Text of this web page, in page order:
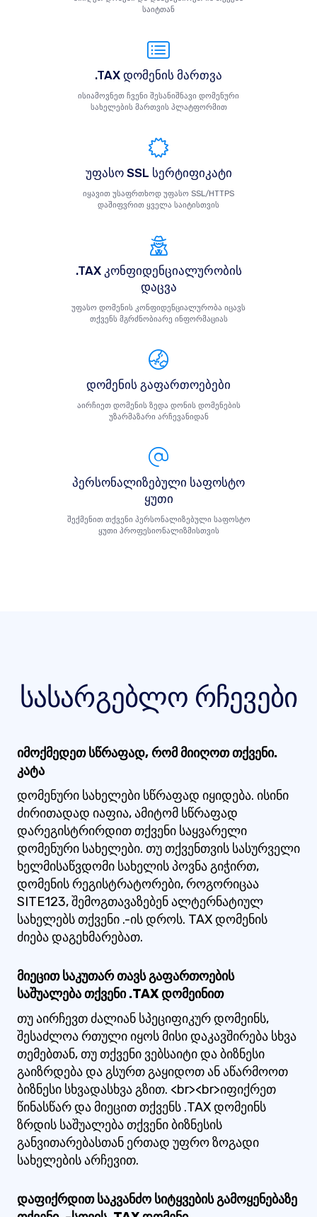
საიტთან
.TAX დომენის მართვა
ისიამოვნეთ ჩვენი შესანიშნავი დომენური
სახელების მართვის პლატფორმით
უფასო SSL სერტიფიკატი
იყავით უსაფრთხოდ უფასო SSL/HTTPS
დაშიფვრით ყველა საიტისთვის
.TAX კონფიდენციალურობის
დაცვა
უფასო დომენის კონფიდენციალურობა იცავს
თქვენს მგრძნობიარე ინფორმაციას
დომენის გაფართოებები
აირჩიეთ დომენის ზედა დონის დომენების
უზარმაზარი არჩევანიდან
პერსონალიზებული საფოსტო
ყუთი
შექმენით თქვენი პერსონალიზებული საფოსტო
ყუთი პროფესიონალიზმისთვის
სასარგებლო რჩევები
იმოქმედეთ სწრაფად, რომ მიიღოთ თქვენი.
კატა
დომენური სახელები სწრაფად იყიდება. ისინი
ძირითადად იაფია, ამიტომ სწრაფად
დარეგისტრირდით თქვენი საყვარელი
დომენური სახელები. თუ თქვენთვის სასურველი
ხელმისაწვდომი სახელის პოვნა გიჭირთ,
დომენის რეგისტრატორები, როგორიცაა
SITE123, შემოგთავაზებენ ალტერნატიულ
სახელებს თქვენი .-ის დროს. TAX დომენის
ძიება დაგეხმარებათ.
მიეცით საკუთარ თავს გაფართოების
საშუალება თქვენი .TAX დომეინით
თუ აირჩევთ ძალიან სპეციფიკურ დომეინს,
შესაძლოა რთული იყოს მისი დაკავშირება სხვა
თემებთან, თუ თქვენი ვებსაიტი და ბიზნესი
გაიზრდება და გსურთ გაყიდოთ ან აწარმოოთ
ბიზნესი სხვადასხვა გზით. <br><br>იფიქრეთ
წინასწარ და მიეცით თქვენს .TAX დომეინს
ზრდის საშუალება თქვენი ბიზნესის
განვითარებასთან ერთად უფრო ზოგადი
სახელების არჩევით.
დაფიქრდით საკვანძო სიტყვების გამოყენებაზე